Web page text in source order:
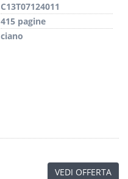
C13T07124011
415 pagine
ciano
VEDI OFFERTA